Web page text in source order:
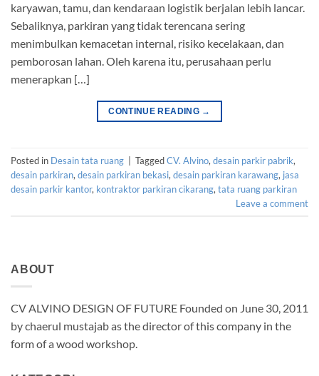
karyawan, tamu, dan kendaraan logistik berjalan lebih lancar.
Sebaliknya, parkiran yang tidak terencana sering
menimbulkan kemacetan internal, risiko kecelakaan, dan
pemborosan lahan. Oleh karena itu, perusahaan perlu
menerapkan […]
CONTINUE READING →
Posted in Desain tata ruang TaggedCV. Alvino, desain parkir pabrik,
desain parkiran, desain parkiran bekasi, desain parkiran karawang, jasa
desain parkir kantor, kontraktor parkiran cikarang, tata ruang parkiran
Leave a comment
ABOUT
CV ALVINO DESIGN OF FUTURE Founded on June 30, 2011
by chaerul mustajab as the director of this company in the
form of a wood workshop.